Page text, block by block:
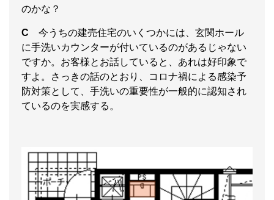
のかな？
C 今うちの建売住宅のいくつかには、玄関ホール
に手洗いカウンターが付いているのがあるじゃない
ですか。お客様とお話していると、あれは好印象で
すよ。さっきの話のとおり、コロナ禍による感染予
防対策として、手洗いの重要性が一般的に認知され
ているのを実感する。